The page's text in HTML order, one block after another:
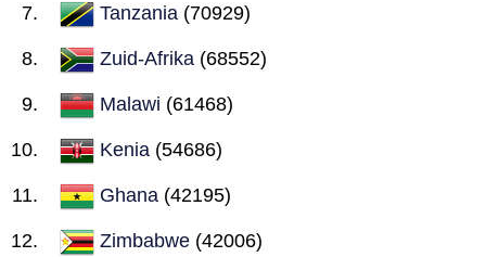
Tanzania (70929)
Zuid-Afrika (68552)
Malawi (61468)
Kenia (54686)
Ghana (42195)
Zimbabwe (42006)